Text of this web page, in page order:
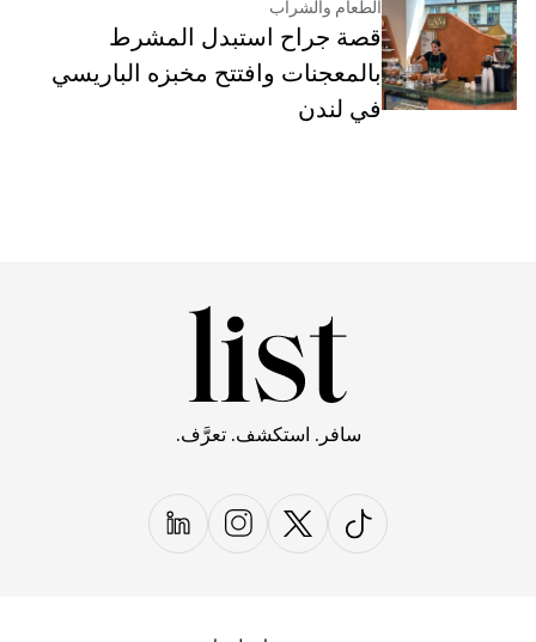
الطعام والشراب
قصة جراح استبدل المشرط
بالمعجنات وافتتح مخبزه الباريسي
في لندن
سافر. استكشف. تعرَّف.